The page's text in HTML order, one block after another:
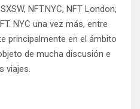
NFT.NYC, NFT London,
NYC una vez más, entre
principalmente en el ámbito
de mucha discusión e
viajes.